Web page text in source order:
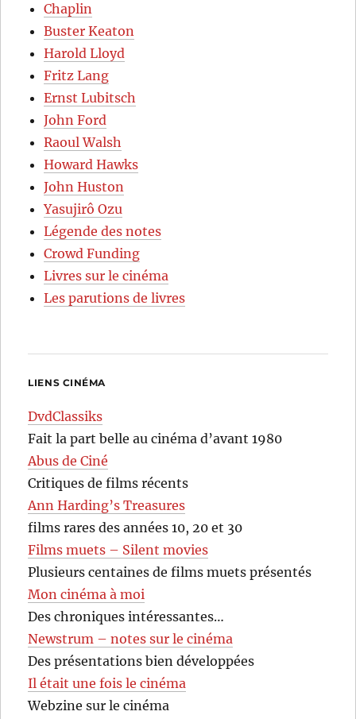
Chaplin
Buster Keaton
Harold Lloyd
Fritz Lang
Ernst Lubitsch
John Ford
Raoul Walsh
Howard Hawks
John Huston
Yasujirô Ozu
Légende des notes
Crowd Funding
Livres sur le cinéma
Les parutions de livres
LIENS CINÉMA
DvdClassiks
Fait la part belle au cinéma d’avant 1980
Abus de Ciné
Critiques de films récents
Ann Harding’s Treasures
films rares des années 10, 20 et 30
Films muets – Silent movies
Plusieurs centaines de films muets présentés
Mon cinéma à moi
Des chroniques intéressantes…
Newstrum – notes sur le cinéma
Des présentations bien développées
Il était une fois le cinéma
Webzine sur le cinéma